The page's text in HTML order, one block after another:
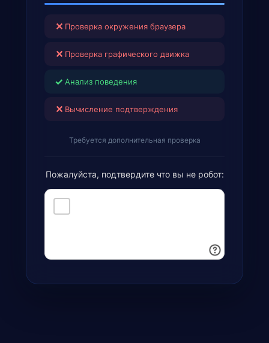
✕ Проверка окружения браузера
✕ Проверка графического движка
✓ Анализ поведения
✕ Вычисление подтверждения
Требуется дополнительная проверка
Пожалуйста, подтвердите что вы не робот: